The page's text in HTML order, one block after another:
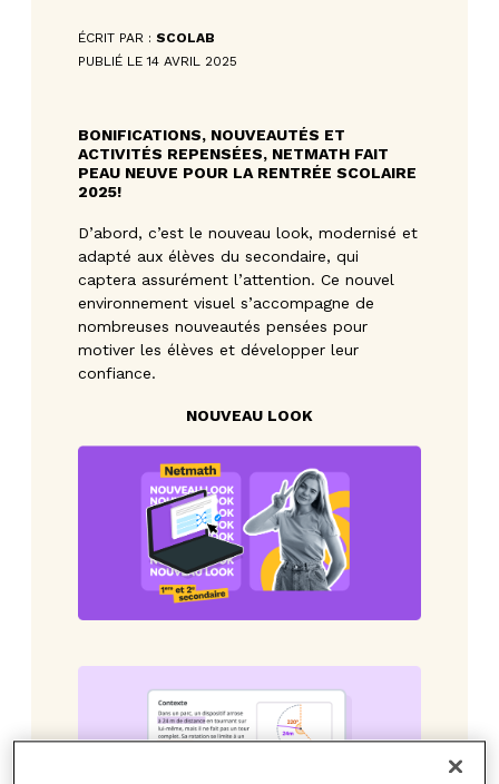
ÉCRIT PAR : SCOLAB
PUBLIÉ LE 14 AVRIL 2025
BONIFICATIONS, NOUVEAUTÉS ET
ACTIVITÉS REPENSÉES, NETMATH FAIT
PEAU NEUVE POUR LA RENTRÉE SCOLAIRE
2025!
D’abord, c’est le nouveau look, modernisé et
adapté aux élèves du secondaire, qui
captera assurément l’attention. Ce nouvel
environnement visuel s’accompagne de
nombreuses nouveautés pensées pour
motiver les élèves et développer leur
confiance.
NOUVEAU LOOK